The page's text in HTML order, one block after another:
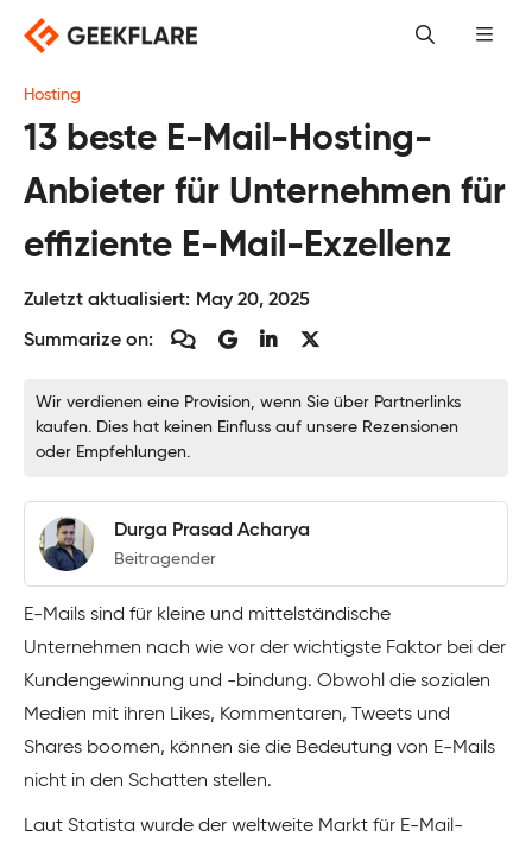
Skip
content
Hosting
13 beste E-Mail-Hosting-
Anbieter für Unternehmen für
effiziente E-Mail-Exzellenz
Zuletzt aktualisiert: May 20, 2025
Summarize on:
Wir verdienen eine Provision, wenn Sie über Partnerlinks
kaufen. Dies hat keinen Einfluss auf unsere Rezensionen
oder Empfehlungen.
Durga Prasad Acharya
Beitragender
E-Mails sind für kleine und mittelständische
Unternehmen nach wie vor der wichtigste Faktor bei der
Kundengewinnung und -bindung. Obwohl die sozialen
Medien mit ihren Likes, Kommentaren, Tweets und
Shares boomen, können sie die Bedeutung von E-Mails
nicht in den Schatten stellen.
Laut Statista wurde der weltweite Markt für E-Mail-